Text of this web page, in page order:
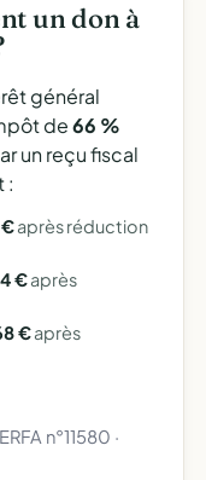
un don à
général
de66 %
un reçu fiscal
:
€après réduction
€après
€après
n°11580 ·